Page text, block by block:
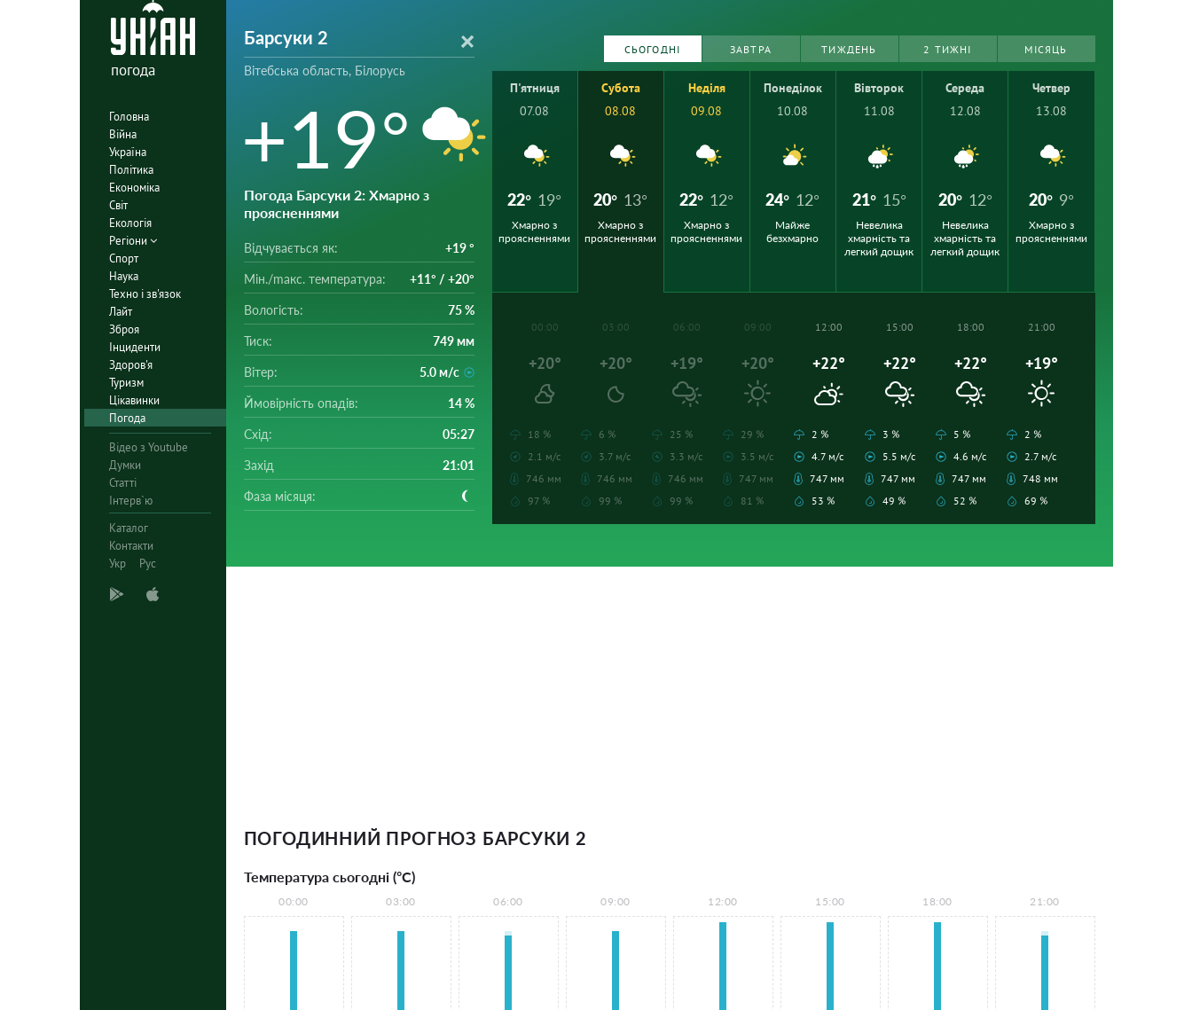
погода
Головна
Війна
Україна
Політика
Економіка
Світ
Екологія
Регіони
Спорт
Наука
Техно і зв'язок
Лайт
Зброя
Інциденти
Здоров'я
Туризм
Цікавинки
Погода
Відео з Youtube
Думки
Статті
Інтерв`ю
Каталог
Контакти
Укр
Рус
Барсуки 2
Вітебська область, Білорусь
+19°
Погода Барсуки 2: Хмарно з
проясненнями
Відчувається як: +19 °
Мін./mакс. температура: +11° / +20°
Вологість: 75 %
Тиск: 749 мм
Вітер: 5.0 м/с
Ймовірність опадів: 14 %
Схід: 05:27
Захід 21:01
Фаза місяця:
СЬОГОДНІ ЗАВТРА ТИЖДЕНЬ 2 ТИЖНІ МІСЯЦЬ
П'ятниця
07.08
22° 19°
Хмарно з
проясненнями
Субота
08.08
20° 13°
Хмарно з
проясненнями
Неділя
09.08
22° 12°
Хмарно з
проясненнями
Понеділок
10.08
24° 12°
Майже
безхмарно
Вівторок
11.08
21° 15°
Невелика
хмарність та
легкий дощик
Середа
12.08
20° 12°
Невелика
хмарність та
легкий дощик
Четвер
13.08
20° 9°
Хмарно з
проясненнями
00:00
+20°
18 %
2.1 м/с
746 мм
97 %
03:00
+20°
6 %
3.7 м/с
746 мм
99 %
06:00
+19°
25 %
3.3 м/с
746 мм
99 %
09:00
+20°
29 %
3.5 м/с
747 мм
81 %
12:00
+22°
2 %
4.7 м/с
747 мм
53 %
15:00
+22°
3 %
5.5 м/с
747 мм
49 %
18:00
+22°
5 %
4.6 м/с
747 мм
52 %
21:00
+19°
2 %
2.7 м/с
748 мм
69 %
ПОГОДИННИЙ ПРОГНОЗ БАРСУКИ 2
Температура сьогодні (°С)
00:00 03:00 06:00 09:00 12:00 15:00 18:00 21:00